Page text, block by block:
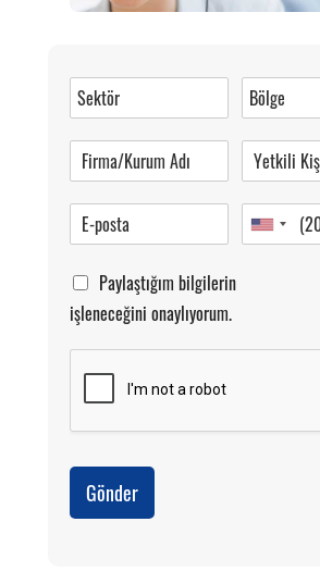
0 (216) 462 49 34
Pazartesi-Cumartesi 09.00-20.00
Paylaştığım bilgilerin
işleneceğini onaylıyorum.
Gönder